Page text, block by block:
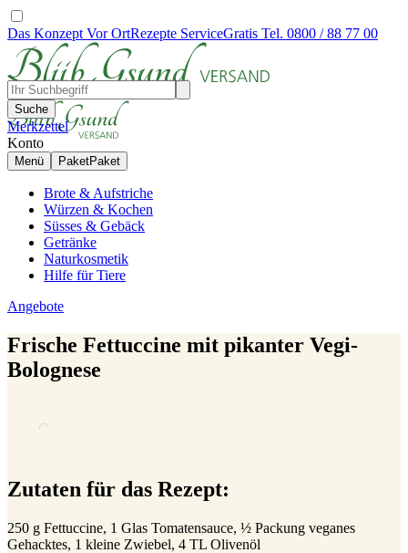
Das Konzept Vor OrtRezepte ServiceGratis Tel. 0800 / 88 77 00
Suche
Merkzettel
Konto
Menü PaketPaket
Brote & Aufstriche
Würzen & Kochen
Süsses & Gebäck
Getränke
Naturkosmetik
Hilfe für Tiere
Angebote
Frische Fettuccine mit pikanter Vegi-
Bolognese
Zutaten für das Rezept:
250 g Fettuccine, 1 Glas Tomatensauce, ½ Packung veganes
Gehacktes, 1 kleine Zwiebel, 4 TL Olivenöl